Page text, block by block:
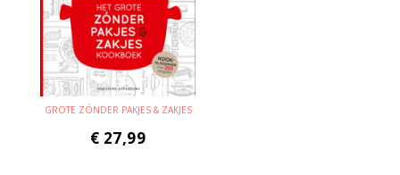
GROTE ZÓNDER PAKJES & ZAKJES
€ 27,99